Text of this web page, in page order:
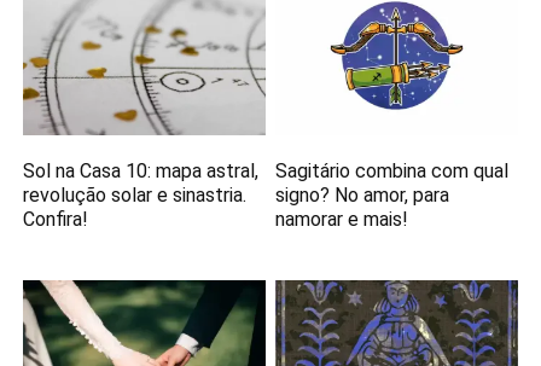
Sol na Casa 10: mapa astral,
revolução solar e sinastria.
Confira!
Sagitário combina com qual
signo? No amor, para
namorar e mais!